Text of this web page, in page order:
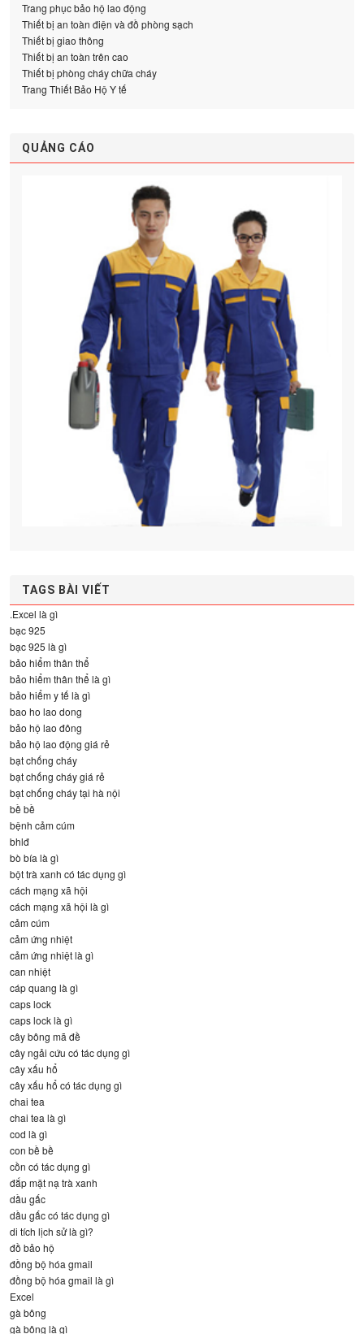
Trang phục bảo hộ lao động
Thiết bị an toàn điện và đồ phòng sạch
Thiết bị giao thông
Thiết bị an toàn trên cao
Thiết bị phòng cháy chữa cháy
Trang Thiết Bảo Hộ Y tế
QUẢNG CÁO
TAGS BÀI VIẾT
.Excel là gì
bạc 925
bạc 925 là gì
bảo hiểm thân thể
bảo hiểm thân thể là gì
bảo hiểm y tế là gì
bao ho lao dong
bảo hộ lao đông
bảo hộ lao động giá rẻ
bạt chống cháy
bạt chống cháy giá rẻ
bạt chống cháy tại hà nội
bề bề
bệnh cảm cúm
bhlđ
bò bía là gì
bột trà xanh có tác dụng gì
cách mạng xã hội
cách mạng xã hội là gì
cảm cúm
cảm ứng nhiệt
cảm ứng nhiệt là gì
can nhiệt
cáp quang là gì
caps lock
caps lock là gì
cây bông mã đề
cây ngải cứu có tác dụng gì
cây xấu hổ
cây xấu hổ có tác dụng gì
chai tea
chai tea là gì
cod là gì
con bề bề
cồn có tác dụng gì
đắp mặt nạ trà xanh
dầu gấc
dầu gấc có tác dụng gì
di tích lịch sử là gì?
đồ bảo hộ
đồng bộ hóa gmail
đồng bộ hóa gmail là gì
Excel
gà bông
gà bông là gì